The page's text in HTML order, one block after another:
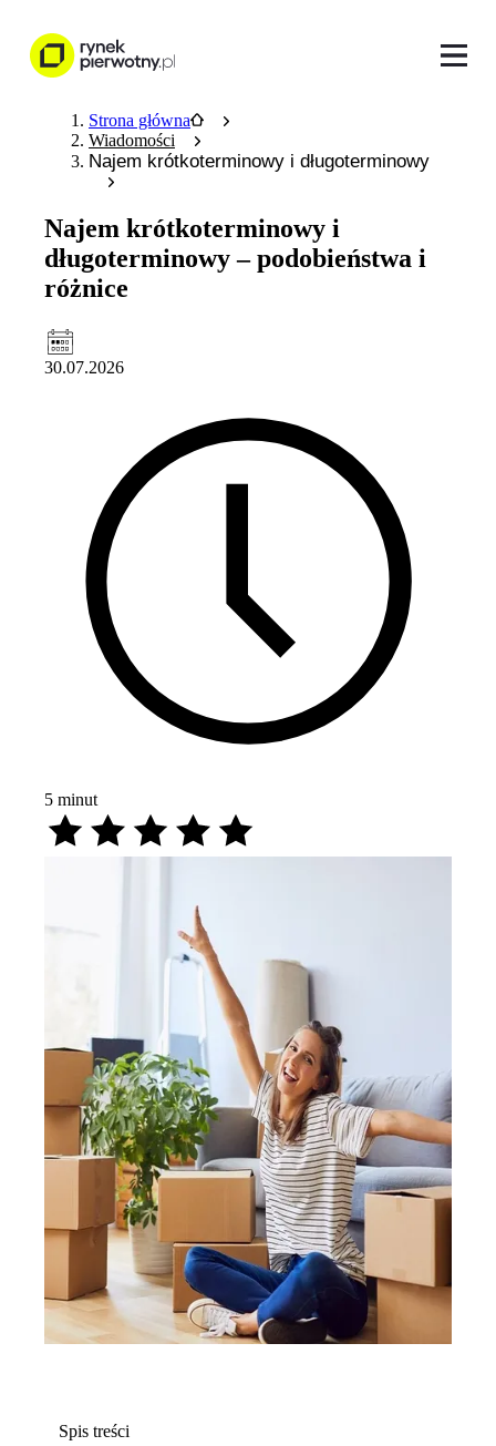
Strona główna
Wiadomości
Najem krótkoterminowy i długoterminowy
Najem krótkoterminowy i
długoterminowy – podobieństwa i
różnice
30.07.2026
5 minut
Spis treści